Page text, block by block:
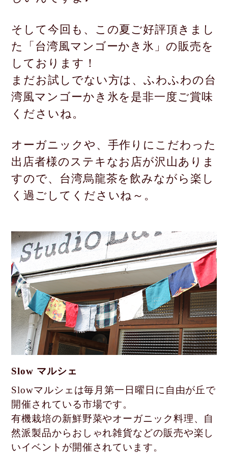
そして今回も、この夏ご好評頂きまし
た「台湾風マンゴーかき氷」の販売を
しております！
まだお試しでない方は、ふわふわの台
湾風マンゴーかき氷を是非一度ご賞味
くださいね。
オーガニックや、手作りにこだわった
出店者様のステキなお店が沢山ありま
すので、台湾烏龍茶を飲みながら楽し
く過ごしてくださいね～。
Slow マルシェ
Slowマルシェは毎月第一日曜日に自由が丘で
開催されている市場です。
有機栽培の新鮮野菜やオーガニック料理、自
然派製品からおしゃれ雑貨などの販売や楽し
いイベントが開催されています。